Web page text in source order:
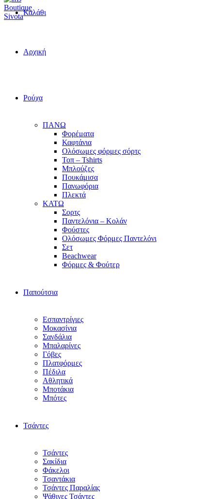
Καλάθι
Αρχική
Ρούχα
ΠΑΝΩ
Φορέματα
Καφτάνια
Ολόσωμες φόρμες σόρτς
Τοπ – Tshirts
Μπλούζες
Πουκάμισα
Πανωφόρια
Πλεκτά
ΚΑΤΩ
Σορτς
Παντελόνια – Κολάν
Φούστες
Ολόσωμες Φόρμες Παντελόνι
Σετ
Beachwear
Φόρμες & Φούτερ
Παπούτσια
Εσπαντρίγιες
Μοκασίνια
Σανδάλια
Μπαλαρίνες
Γόβες
Πλατφόρμες
Πέδιλα
Αθλητικά
Μποτάκια
Μπότες
Τσάντες
Τσάντες
Σακίδια
Φάκελοι
Τσαντάκια
Τσάντες Παραλίας
Ψάθινες Τσάντες